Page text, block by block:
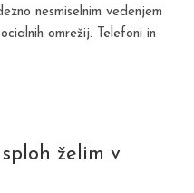
nesmiselnim vedenjem
omrežij. Telefoni in
želim v